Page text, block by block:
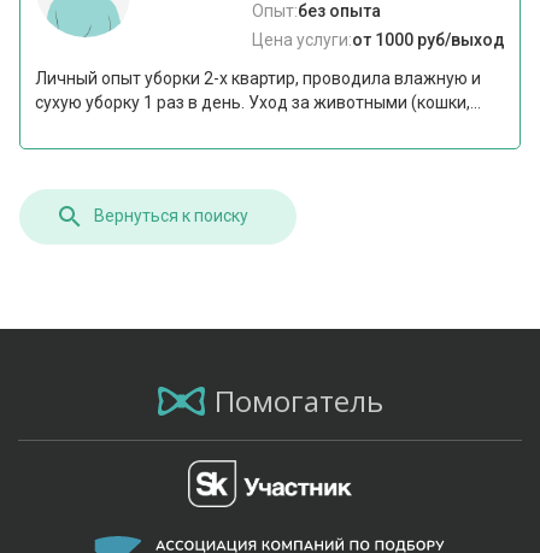
Опыт:без опыта
Цена услуги:от 1000 руб/выход
Личный опыт уборки 2-х квартир, проводила влажную и
сухую уборку 1 раз в день. Уход за животными (кошки,...
Вернуться к поиску
Помогатель